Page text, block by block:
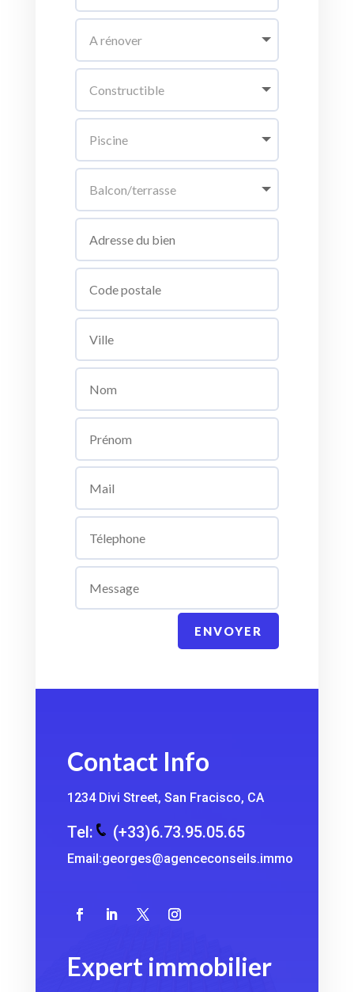
ENVOYER
Contact Info
1234 Divi Street, San Fracisco, CA
Tel: (+33)6.73.95.05.65
Email:georges@agenceconseils.immo
Expert immobilier